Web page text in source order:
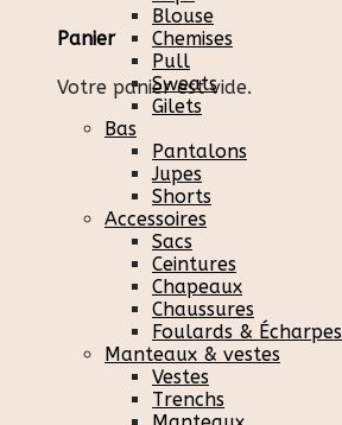
Panier
Votre panier est vide.
Blouse
Chemises
Pull
Sweats
Gilets
Bas
Pantalons
Jupes
Shorts
Accessoires
Sacs
Ceintures
Chapeaux
Chaussures
Foulards & Écharpes
Manteaux & vestes
Vestes
Trenchs